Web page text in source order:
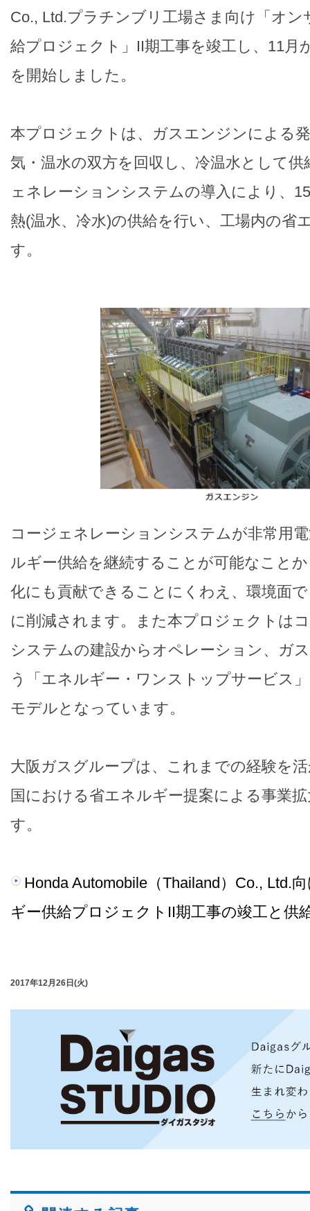
Co., Ltd.プラチンブリ工場さま向け「オ
給プロジェクト」II期工事を竣工し、11月
を開始しました。
本プロジェクトは、ガスエンジンによる
気・温水の双方を回収し、冷温水として
ェネレーションシステムの導入により、
熱(温水、冷水)の供給を行い、工場内の省
す。
コージェネレーションシステムが非常用
ルギー供給を継続することが可能なこと
化にも貢献できることにくわえ、環境面
に削減されます。また本プロジェクトは
システムの建設からオペレーション、ガ
う「エネルギー・ワンストップサービス
モデルとなっています。
大阪ガスグループは、これまでの経験を
国における省エネルギー提案による事業
す。
Honda Automobile（Thailand）Co., Ltd.
ギー供給プロジェクトII期工事の竣工と供
2017年12月26日(火)